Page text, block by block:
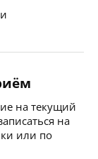
на текущий
на
или по